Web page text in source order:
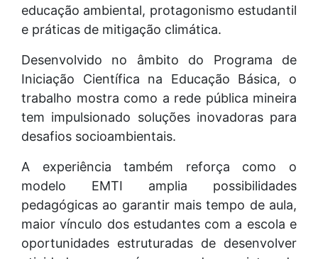
educação ambiental, protagonismo estudantil
e práticas de mitigação climática.
Desenvolvido no âmbito do Programa de
Iniciação Científica na Educação Básica, o
trabalho mostra como a rede pública mineira
tem impulsionado soluções inovadoras para
desafios socioambientais.
A experiência também reforça como o
modelo EMTI amplia possibilidades
pedagógicas ao garantir mais tempo de aula,
maior vínculo dos estudantes com a escola e
oportunidades estruturadas de desenvolver